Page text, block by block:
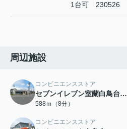
1台可 230526
周辺施設
コンビニエンスストア
セブンイレブン室蘭白鳥台…
588ｍ（8分）
コンビニエンスストア